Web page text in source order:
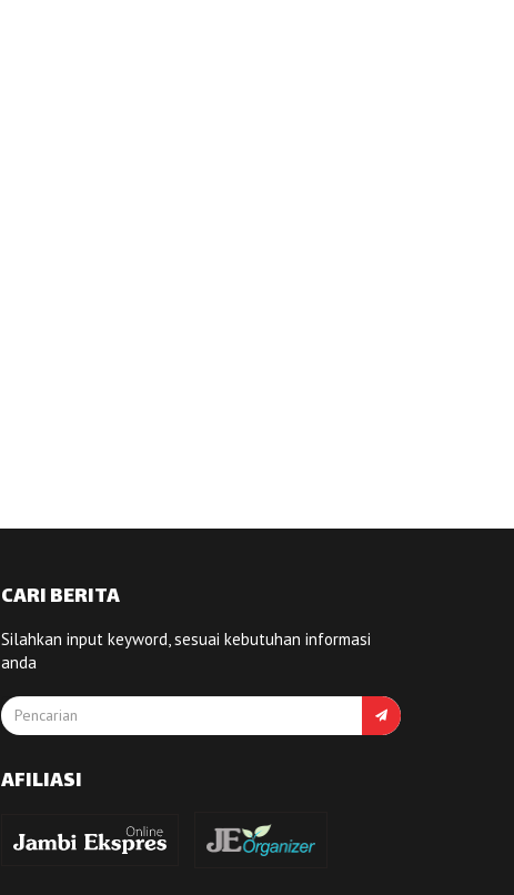
CARI BERITA
Silahkan input keyword, sesuai kebutuhan informasi
anda
AFILIASI